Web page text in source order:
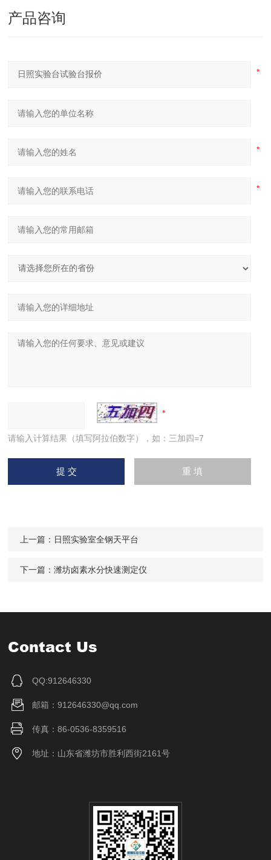
产品咨询
请输入计算结果（填写阿拉伯数字），如：三加四=7
上一篇： 日照实验室全钢天平台
下一篇：潍坊卤素水分快速测定仪
Contact Us
QQ:912646330
邮箱：912646330@qq.com
传真：86-0536-8359516
地址：山东省潍坊市胜利西街2161号